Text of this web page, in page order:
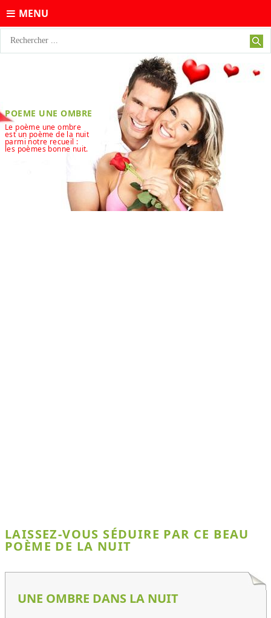
MENU
POEME UNE OMBRE
Le poème une ombre
est un poème de la nuit
parmi notre recueil :
les poèmes bonne nuit.
LAISSEZ-VOUS SÉDUIRE PAR CE BEAU
POÈME DE LA NUIT
UNE OMBRE DANS LA NUIT